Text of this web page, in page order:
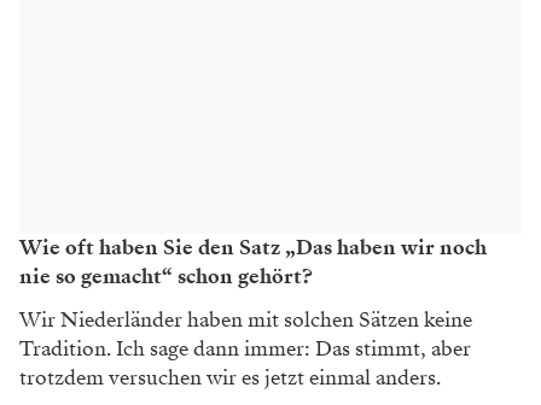
Wie oft haben Sie den Satz „Das haben wir noch
nie so gemacht“ schon gehört?
Wir Niederländer haben mit solchen Sätzen keine
Tradition. Ich sage dann immer: Das stimmt, aber
trotzdem versuchen wir es jetzt einmal anders.